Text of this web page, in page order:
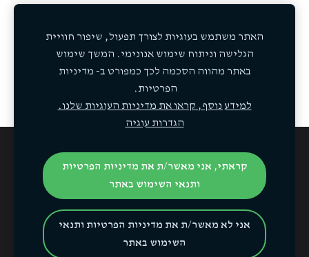
בקשה לקבלת החזר כספי מהמרכז לגביית קנסות
בקשה להמרת קנס בגין צריכת שירותי זנות באמצעי
חלופי
מדיניות פרטיות Cookies
Facebook
האתר משתמש בעוגיות לצורך תפעול, שיפור חוויית
הגלישה וניתוח שימוש אנונימי. המשך ‏שימוש
באתר מהווה הסכמה לכך כמפורט ב- מדיניות
הפרטיות.‏
למידע נוסף, קראו ‏את מדיניות העוגיות שלנו.‏
הגדרות עוגיה
קראתי, אני מאשר/ת את מדיניות הפרטיות
ותנאי השימוש באתר
אני לא מאשר/ת את מדיניות הפרטיות ותנאי
השימוש באתר